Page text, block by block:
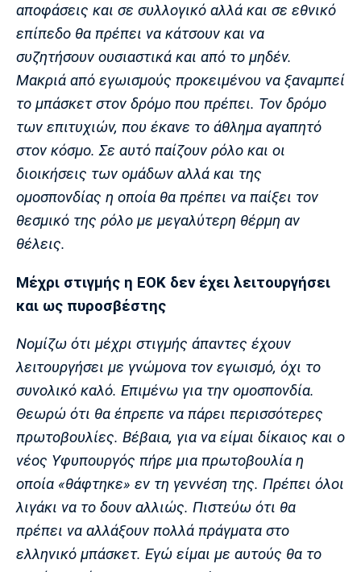
αποφάσεις και σε συλλογικό αλλά και σε εθνικό
επίπεδο θα πρέπει να κάτσουν και να
συζητήσουν ουσιαστικά και από το μηδέν.
Μακριά από εγωισμούς προκειμένου να ξαναμπεί
το μπάσκετ στον δρόμο που πρέπει. Τον δρόμο
των επιτυχιών, που έκανε το άθλημα αγαπητό
στον κόσμο. Σε αυτό παίζουν ρόλο και οι
διοικήσεις των ομάδων αλλά και της
ομοσπονδίας η οποία θα πρέπει να παίξει τον
θεσμικό της ρόλο με μεγαλύτερη θέρμη αν
θέλεις.
Μέχρι στιγμής η ΕΟΚ δεν έχει λειτουργήσει
και ως πυροσβέστης
Νομίζω ότι μέχρι στιγμής άπαντες έχουν
λειτουργήσει με γνώμονα τον εγωισμό, όχι το
συνολικό καλό. Επιμένω για την ομοσπονδία.
Θεωρώ ότι θα έπρεπε να πάρει περισσότερες
πρωτοβουλίες. Βέβαια, για να είμαι δίκαιος και ο
νέος Υφυπουργός πήρε μια πρωτοβουλία η
οποία «θάφτηκε» εν τη γεννέση της. Πρέπει όλοι
λιγάκι να το δουν αλλιώς. Πιστεύω ότι θα
πρέπει να αλλάξουν πολλά πράγματα στο
ελληνικό μπάσκετ. Εγώ είμαι με αυτούς θα το